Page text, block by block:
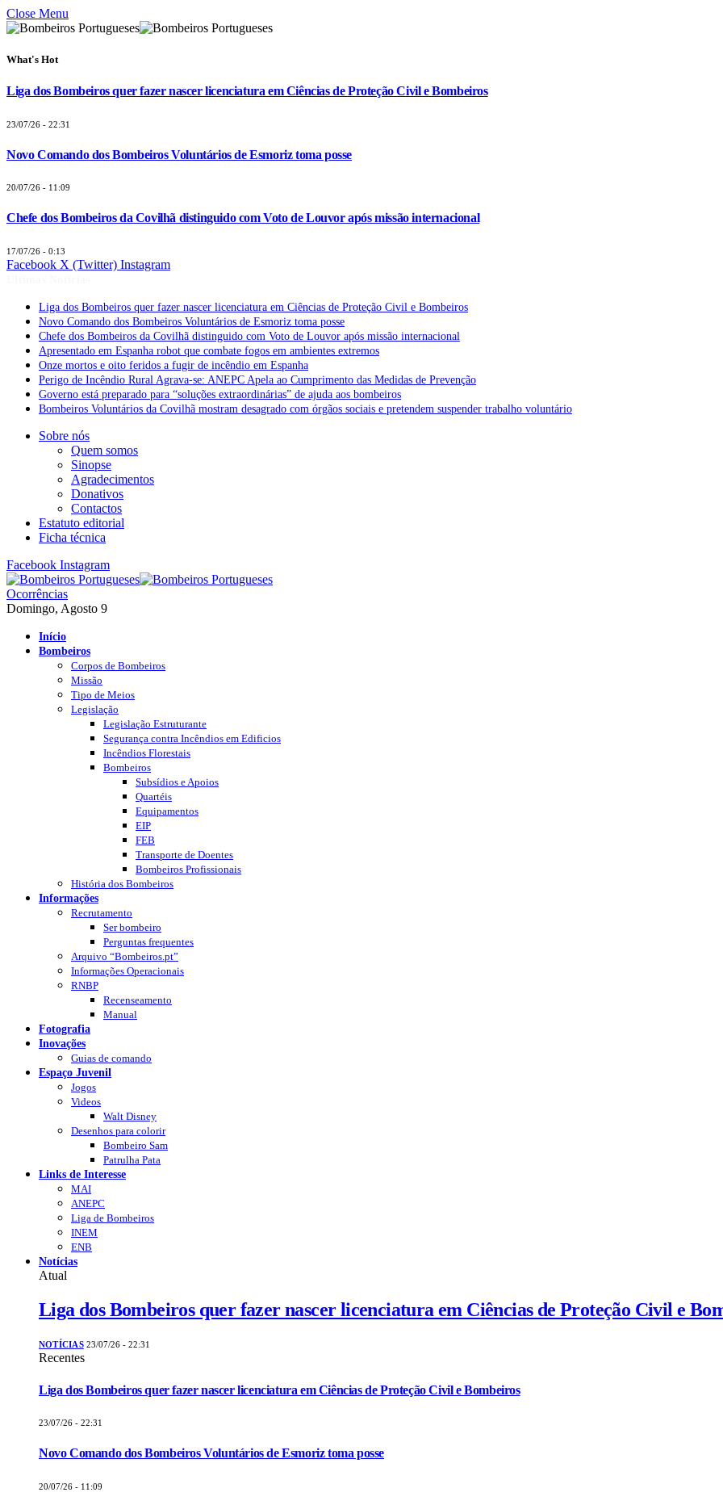
Close Menu
What's Hot
Liga dos Bombeiros quer fazer nascer licenciatura em Ciências de Proteção Civil e Bombeiros
23/07/26 - 22:31
Novo Comando dos Bombeiros Voluntários de Esmoriz toma posse
20/07/26 - 11:09
Chefe dos Bombeiros da Covilhã distinguido com Voto de Louvor após missão internacional
17/07/26 - 0:13
Facebook X (Twitter) Instagram
Liga dos Bombeiros quer fazer nascer licenciatura em Ciências de Proteção Civil e Bombeiros
Novo Comando dos Bombeiros Voluntários de Esmoriz toma posse
Chefe dos Bombeiros da Covilhã distinguido com Voto de Louvor após missão internacional
Apresentado em Espanha robot que combate fogos em ambientes extremos
Onze mortos e oito feridos a fugir de incêndio em Espanha
Perigo de Incêndio Rural Agrava-se: ANEPC Apela ao Cumprimento das Medidas de Prevenção
Governo está preparado para “soluções extraordinárias” de ajuda aos bombeiros
Bombeiros Voluntários da Covilhã mostram desagrado com órgãos sociais e pretendem suspender trabalho voluntário
Sobre nós
Quem somos
Sinopse
Agradecimentos
Donativos
Contactos
Estatuto editorial
Ficha técnica
Facebook Instagram
Ocorrências
Domingo, Agosto 9
Início
Bombeiros
Corpos de Bombeiros
Missão
Tipo de Meios
Legislação
Legislação Estruturante
Segurança contra Incêndios em Edificios
Incêndios Florestais
Bombeiros
Subsídios e Apoios
Quartéis
Equipamentos
EIP
FEB
Transporte de Doentes
Bombeiros Profissionais
História dos Bombeiros
Informações
Recrutamento
Ser bombeiro
Perguntas frequentes
Arquivo “Bombeiros.pt”
Informações Operacionais
RNBP
Recenseamento
Manual
Fotografia
Inovações
Guias de comando
Espaço Juvenil
Jogos
Videos
Walt Disney
Desenhos para colorir
Bombeiro Sam
Patrulha Pata
Links de Interesse
MAI
ANEPC
Liga de Bombeiros
INEM
ENB
Notícias
Atual
Liga dos Bombeiros quer fazer nascer licenciatura em Ciências de Proteção Civil e
NOTÍCIAS 23/07/26 - 22:31
Recentes
Liga dos Bombeiros quer fazer nascer licenciatura em Ciências de Proteção Civil e Bombeiros
23/07/26 - 22:31
Novo Comando dos Bombeiros Voluntários de Esmoriz toma posse
20/07/26 - 11:09